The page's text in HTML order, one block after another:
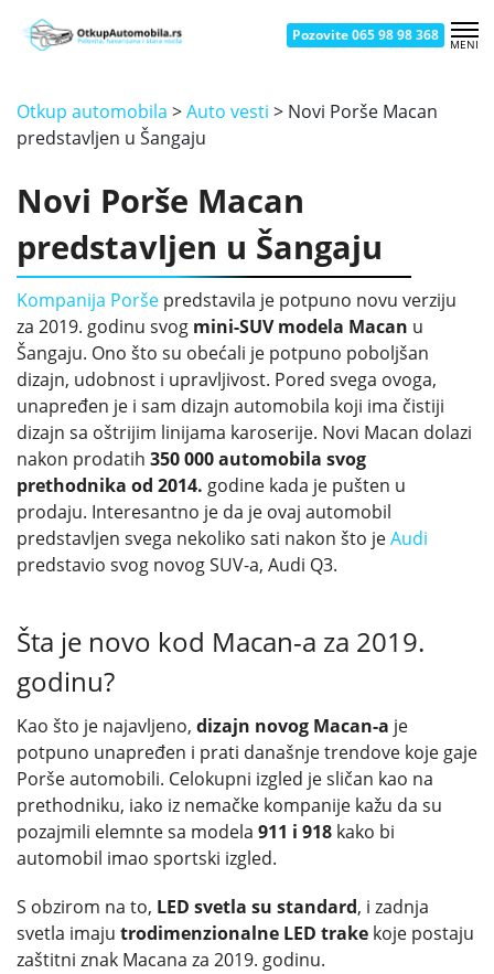
Pozovite 065 98 98 368 MENI
Otkup automobila >Auto vesti > Novi Porše Macan
predstavljen u Šangaju
Novi Porše Macan
predstavljen u Šangaju
Kompanija Porše predstavila je potpuno novu verziju
za 2019. godinu svog mini-SUV modela Macan u
Šangaju. Ono što su obećali je potpuno poboljšan
dizajn, udobnost i upravljivost. Pored svega ovoga,
unapređen je i sam dizajn automobila koji ima čistiji
dizajn sa oštrijim linijama karoserije. Novi Macan dolazi
nakon prodatih 350 000 automobila svog
prethodnika od 2014. godine kada je pušten u
prodaju. Interesantno je da je ovaj automobil
predstavljen svega nekoliko sati nakon što jeAudi
predstavio svog novog SUV-a, Audi Q3.
Šta je novo kod Macan-a za 2019.
godinu?
Kao što je najavljeno, dizajn novog Macan-a je
potpuno unapređen i prati današnje trendove koje gaje
Porše automobili. Celokupni izgled je sličan kao na
prethodniku, iako iz nemačke kompanije kažu da su
pozajmili elemnte sa modela 911 i 918 kako bi
automobil imao sportski izgled.
S obzirom na to, LED svetla su standard, i zadnja
svetla imaju trodimenzionalne LED trake koje postaju
zaštitni znak Macana za 2019. godinu.